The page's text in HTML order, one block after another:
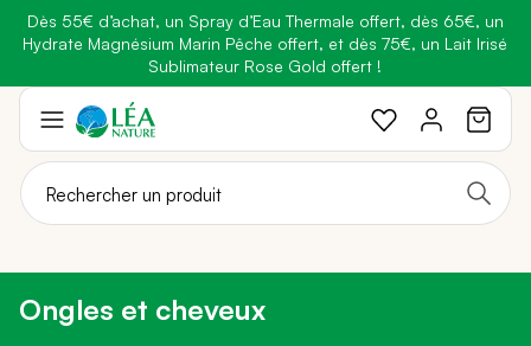
Belle semaine : Profitez de-25% + Livraison offertedès 30€
d'achat avec le codeBELLEBIO
BRADERIE :-40% sur une sélection de produits
Dès 55€ d’achat, un Spray d’Eau Thermale offert, dès 65€, un
Hydrate Magnésium Marin Pêche offert, et dès 75€, un Lait Irisé
Sublimateur Rose Gold offert !
Aller
contenu
Ongles et cheveux